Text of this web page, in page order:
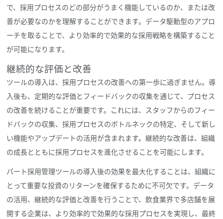
で、採用プロセスのどの部分がうまく機能しているのか、または改
善が必要なのかを理解することができます。データ駆動型のアプロ
ーチを取ることで、より効率的で効果的な採用戦略を構築すること
が可能になります。
継続的な評価と改善
ツールの導入は、採用プロセスの改善への第一歩に過ぎません。導
入後も、定期的な評価とフィードバックの収集を通じて、プロセス
の改善を続けることが重要です。これには、スタッフからのフィー
ドバックの収集、採用プロセスのボトルネックの特定、そして新し
い機能やアップデートの活用が含まれます。継続的な改善は、組織
の成長とともに採用プロセスを進化させることを可能にします。
パート採用管理ツールの導入後の効果を最大化することは、組織に
とって重要な投資のリターンを確保するために不可欠です。データ
の活用、継続的な評価と改善を行うことで、飲食業界で多店舗を展
開する企業は、より効率的で効果的な採用プロセスを実現し、最終